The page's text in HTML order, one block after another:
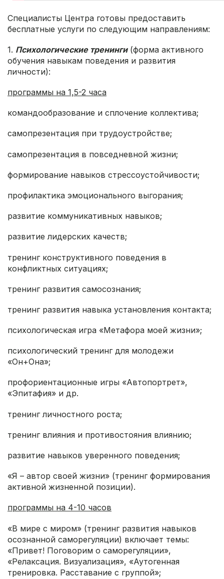
Специалисты Центра готовы предоставить
бесплатные услуги по следующим направлениям:
1. Психологические тренинги(форма активного
обучения навыкам поведения и развития
личности):
программы на 1,5-2 часа
командообразование и сплочение коллектива;
самопрезентация при трудоустройстве;
самопрезентация в повседневной жизни;
формирование навыков стрессоустойчивости;
профилактика эмоционального выгорания;
развитие коммуникативных навыков;
развитие лидерских качеств;
тренинг конструктивного поведения в
конфликтных ситуациях;
тренинг развития самосознания;
тренинг развития навыка установления контакта;
психологическая игра «Метафора моей жизни»;
психологический тренинг для молодежи
«Он+Она»;
профориентационные игры «Автопортрет»,
«Эпитафия» и др.
тренинг личностного роста;
тренинг влияния и противостояния влиянию;
развитие навыков уверенного поведения;
«Я – автор своей жизни» (тренинг формирования
активной жизненной позиции).
программы на 4-10 часов
«В мире с миром» (тренинг развития навыков
осознанной саморегуляции) включает темы:
«Привет! Поговорим о саморегуляции»,
«Релаксация. Визуализация», «Аутогенная
тренировка. Расставание с группой»;